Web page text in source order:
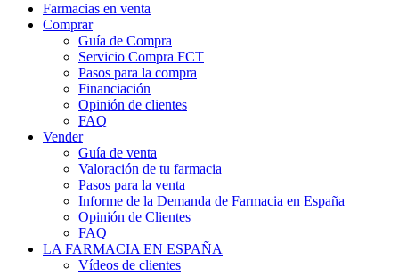
Farmacias en venta
Comprar
Guía de Compra
Servicio Compra FCT
Pasos para la compra
Financiación
Opinión de clientes
FAQ
Vender
Guía de venta
Valoración de tu farmacia
Pasos para la venta
Informe de la Demanda de Farmacia en España
Opinión de Clientes
FAQ
LA FARMACIA EN ESPAÑA
Vídeos de clientes